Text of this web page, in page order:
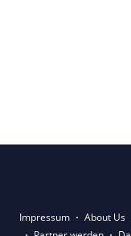
Impressum About Us